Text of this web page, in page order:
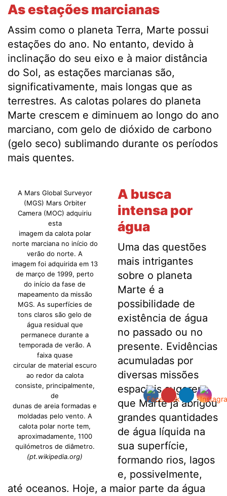
As estações marcianas
Assim como o planeta Terra, Marte possui
estações do ano. No entanto, devido à
inclinação do seu eixo e à maior distância
do Sol, as estações marcianas são,
significativamente, mais longas que as
terrestres. As calotas polares do planeta
Marte crescem e diminuem ao longo do ano
marciano, com gelo de dióxido de carbono
(gelo seco) sublimando durante os períodos
mais quentes.
A Mars Global Surveyor
(MGS) Mars Orbiter
Camera (MOC) adquiriu
esta
imagem da calota polar
norte marciana no início do
verão do norte. A
imagem foi adquirida em 13
de março de 1999, perto
do início da fase de
mapeamento da missão
MGS. As superfícies de
tons claros são gelo de
água residual que
permanece durante a
temporada de verão. A
faixa quase
circular de material escuro
ao redor da calota
consiste, principalmente,
de
dunas de areia formadas e
moldadas pelo vento. A
calota polar norte tem,
aproximadamente, 1100
quilómetros de diâmetro.
(pt.wikipedia.org)
A busca
intensa por
água
Uma das questões
mais intrigantes
sobre o planeta
Marte é a
possibilidade de
existência de água
no passado ou no
presente. Evidências
acumuladas por
diversas missões
espaciais sugerem
que Marte já abrigou
grandes quantidades
de água líquida na
sua superfície,
formando rios, lagos
e, possivelmente,
até oceanos. Hoje, a maior parte da água